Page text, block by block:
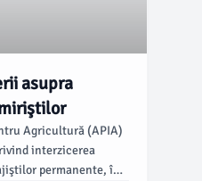
asupra
Agricultură (APIA)
interzicerea
permanente, în